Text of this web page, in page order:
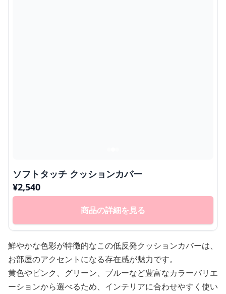
ソフトタッチ クッションカバー
¥2,540
商品の詳細を見る
鮮やかな色彩が特徴的なこの低反発クッションカバーは、
お部屋のアクセントになる存在感が魅力です。
黄色やピンク、グリーン、ブルーなど豊富なカラーバリエ
ーションから選べるため、インテリアに合わせやすく使い